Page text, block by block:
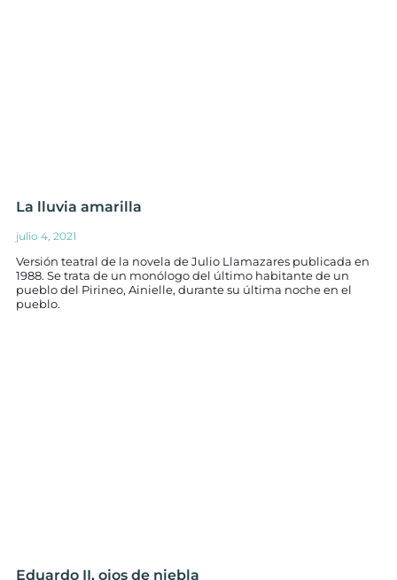
La lluvia amarilla
julio 4, 2021
Versión teatral de la novela de Julio Llamazares publicada en
1988. Se trata de un monólogo del último habitante de un
pueblo del Pirineo, Ainielle, durante su última noche en el
pueblo.
Eduardo II, ojos de niebla